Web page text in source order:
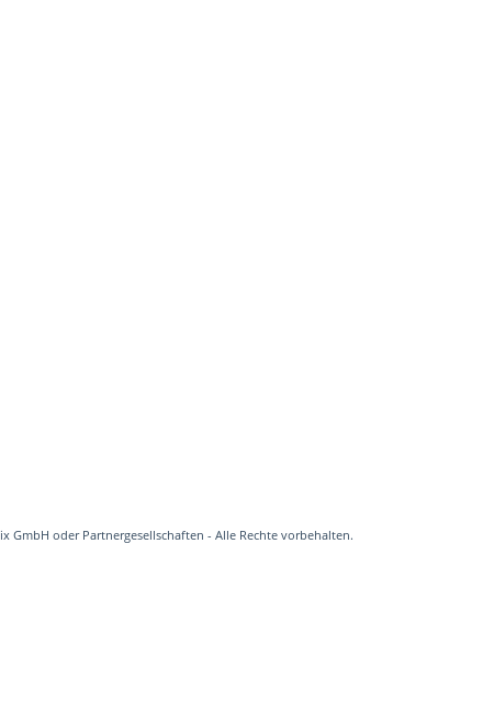
GmbH oder Partnergesellschaften - Alle Rechte vorbehalten.